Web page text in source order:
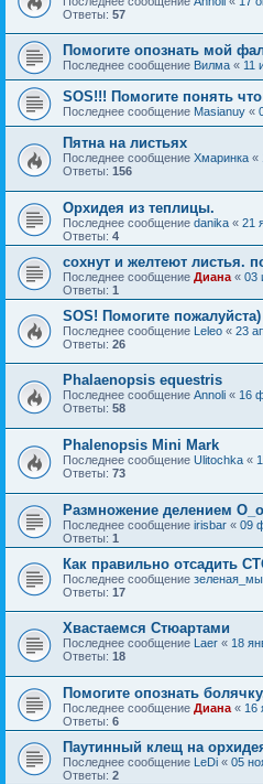
Ответы: 57
Помогите опознать мой
Последнее сообщение Вилма « 11
SOS!!! Помогите понять
Последнее сообщение Masianuy «
Пятна на листьях
Последнее сообщение Хмаринка «
Ответы: 156
Орхидея из теплицы.
Последнее сообщение danika « 21
Ответы: 4
сохнут и желтеют листья.
Последнее сообщение Диана « 03
Ответы: 1
SOS! Помогите пожалуйста)
Последнее сообщение Leleo « 23
Ответы: 26
Phalaenopsis equestris
Последнее сообщение Annoli « 16
Ответы: 58
Phalenopsis Mini Mark
Последнее сообщение Ulitochka «
Ответы: 73
Размножение делением О_о
Последнее сообщение irisbar « 09
Ответы: 1
Как правильно отсадить
Последнее сообщение
Ответы: 17
Хвастаемся Стюартами
Последнее сообщение Laer « 18
Ответы: 18
Помогите опознать
Последнее сообщение Диана « 16
Ответы: 6
Паутинный клещ на
Последнее сообщение LeDi « 05
Ответы: 2